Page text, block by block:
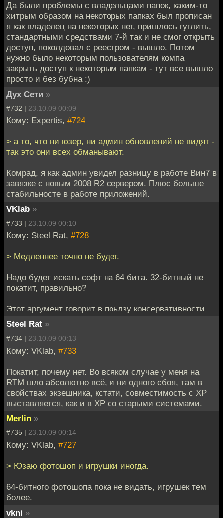
Да были проблемы с владельцами папок, каким-то
хитрым образом на некоторых папках был прописан
я как владелец на некоторых нет, пришлось гуглить,
стандартными средствами 7-й так и не смог открыть
доступ, поколдовал с реестром - вышло. Потом
нужно было некоторым пользователям компа
закрыть доступ к некоторым папкам - тут все вышло
просто и без бубна :)
Дух Сети »
#732 | 23.10.09 00:09
Кому: Expertis, #724
> а то, что ни юзер, ни админ обновлений не видят -
так это они всех обманывают.
Комрад, я как админ увидел разницу в работе Вин7 в
завязке с новым 2008 R2 сервером. Плюс больше
стабильносте в работе приложений.
VKlab »
#733 | 23.10.09 00:10
Кому: Steel Rat, #728
> Медленнее точно не будет.
Надо будет искать софт на 64 бита. 32-битный не
покатит, правильно?
Этот аргумент говорит в поьлзу консервативности.
Steel Rat »
#734 | 23.10.09 00:13
Кому: VKlab, #733
Покатит, почему нет. Во всяком случае у меня на
RTM шло абсолютно всё, и ни одного сбоя, там в
свойствах экзешника, кстати, совместимость с ХР
выставляется, как и в ХР со старыми системами.
Merlin »
#735 | 23.10.09 00:14
Кому: VKlab, #727
> Юзаю фотошоп и игрушки иногда.
64-битного фотошопа пока не видать, игрушек тем
более.
vkni »